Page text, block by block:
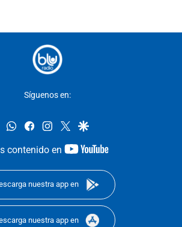
Síguenos en:
whatsappfacebookinstagram
twittergoogle
contenido en
youtube-
nuestra app en
nuestra app en